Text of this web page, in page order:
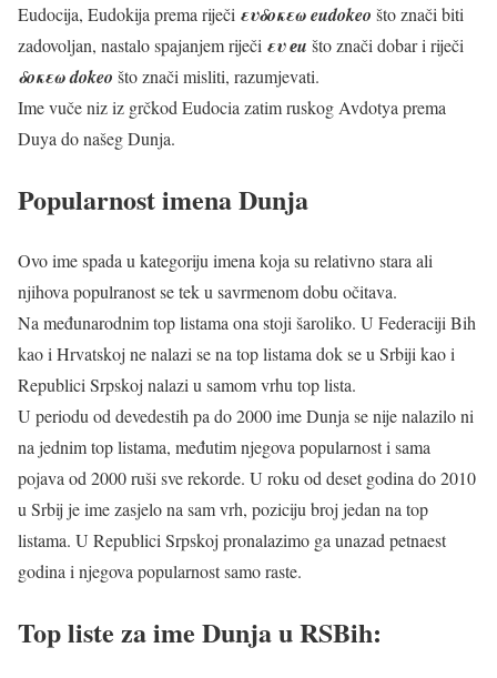
Eudocija, Eudokija prema riječi ευδοκεω eudokeo što znači biti
zadovoljan, nastalo spajanjem riječi ευ еu što znači dobar i riječi
δοκεω dokeo što znači misliti, razumjevati.
Ime vuče niz iz grčkod Eudocia zatim ruskog Avdotya prema
Duya do našeg Dunja.
Popularnost imena Dunja
Ovo ime spada u kategoriju imena koja su relativno stara ali
njihova populranost se tek u savrmenom dobu očitava.
Na međunarodnim top listama ona stoji šaroliko. U Federaciji Bih
kao i Hrvatskoj ne nalazi se na top listama dok se u Srbiji kao i
Republici Srpskoj nalazi u samom vrhu top lista.
U periodu od devedestih pa do 2000 ime Dunja se nije nalazilo ni
na jednim top listama, međutim njegova popularnost i sama
pojava od 2000 ruši sve rekorde. U roku od deset godina do 2010
u Srbij je ime zasjelo na sam vrh, poziciju broj jedan na top
listama. U Republici Srpskoj pronalazimo ga unazad petnaest
godina i njegova popularnost samo raste.
Top liste za ime Dunja u RSBih: